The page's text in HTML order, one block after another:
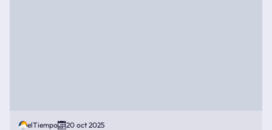
elTiempo 20 oct 2025